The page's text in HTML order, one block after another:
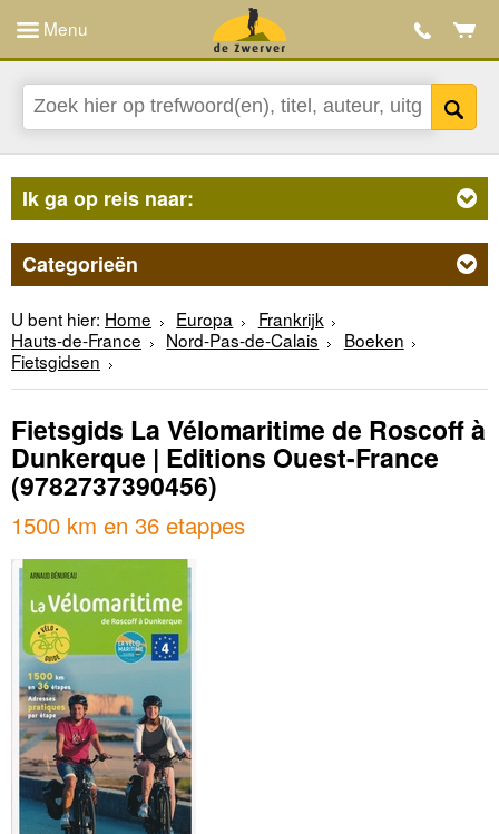
Menu
Ik ga op reis naar:
Categorieën
U bent hier: Home Europa
Frankrijk
Hauts-de-France
Nord-Pas-de-Calais
Boeken
Fietsgidsen
Fietsgids La Vélomaritime de Roscoff à
Dunkerque | Editions Ouest-France
(9782737390456)
1500 km en 36 etappes